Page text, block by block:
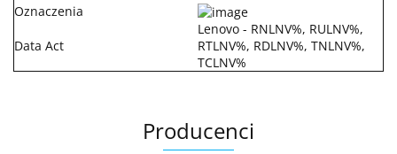
Oznaczenia
Data Act
Lenovo - RNLNV%, RULNV%,
RTLNV%, RDLNV%, TNLNV%,
TCLNV%
Producenci